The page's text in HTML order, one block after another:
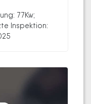
77Kw;
Inspektion: